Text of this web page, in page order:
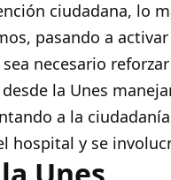
ciudadana, lo
pasando a
necesario
la Unes
a la
hospital y se